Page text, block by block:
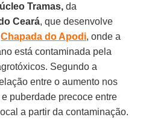
Tramas, da
Ceará, que desenvolve
Chapada do Apodi, onde a
está contaminada pela
Segundo a
entre o aumento nos
puberdade precoce entre
a partir da contaminação.